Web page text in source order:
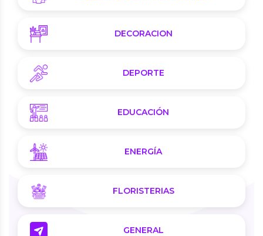
DECORACION
DEPORTE
EDUCACIÓN
ENERGÍA
FLORISTERIAS
GENERAL